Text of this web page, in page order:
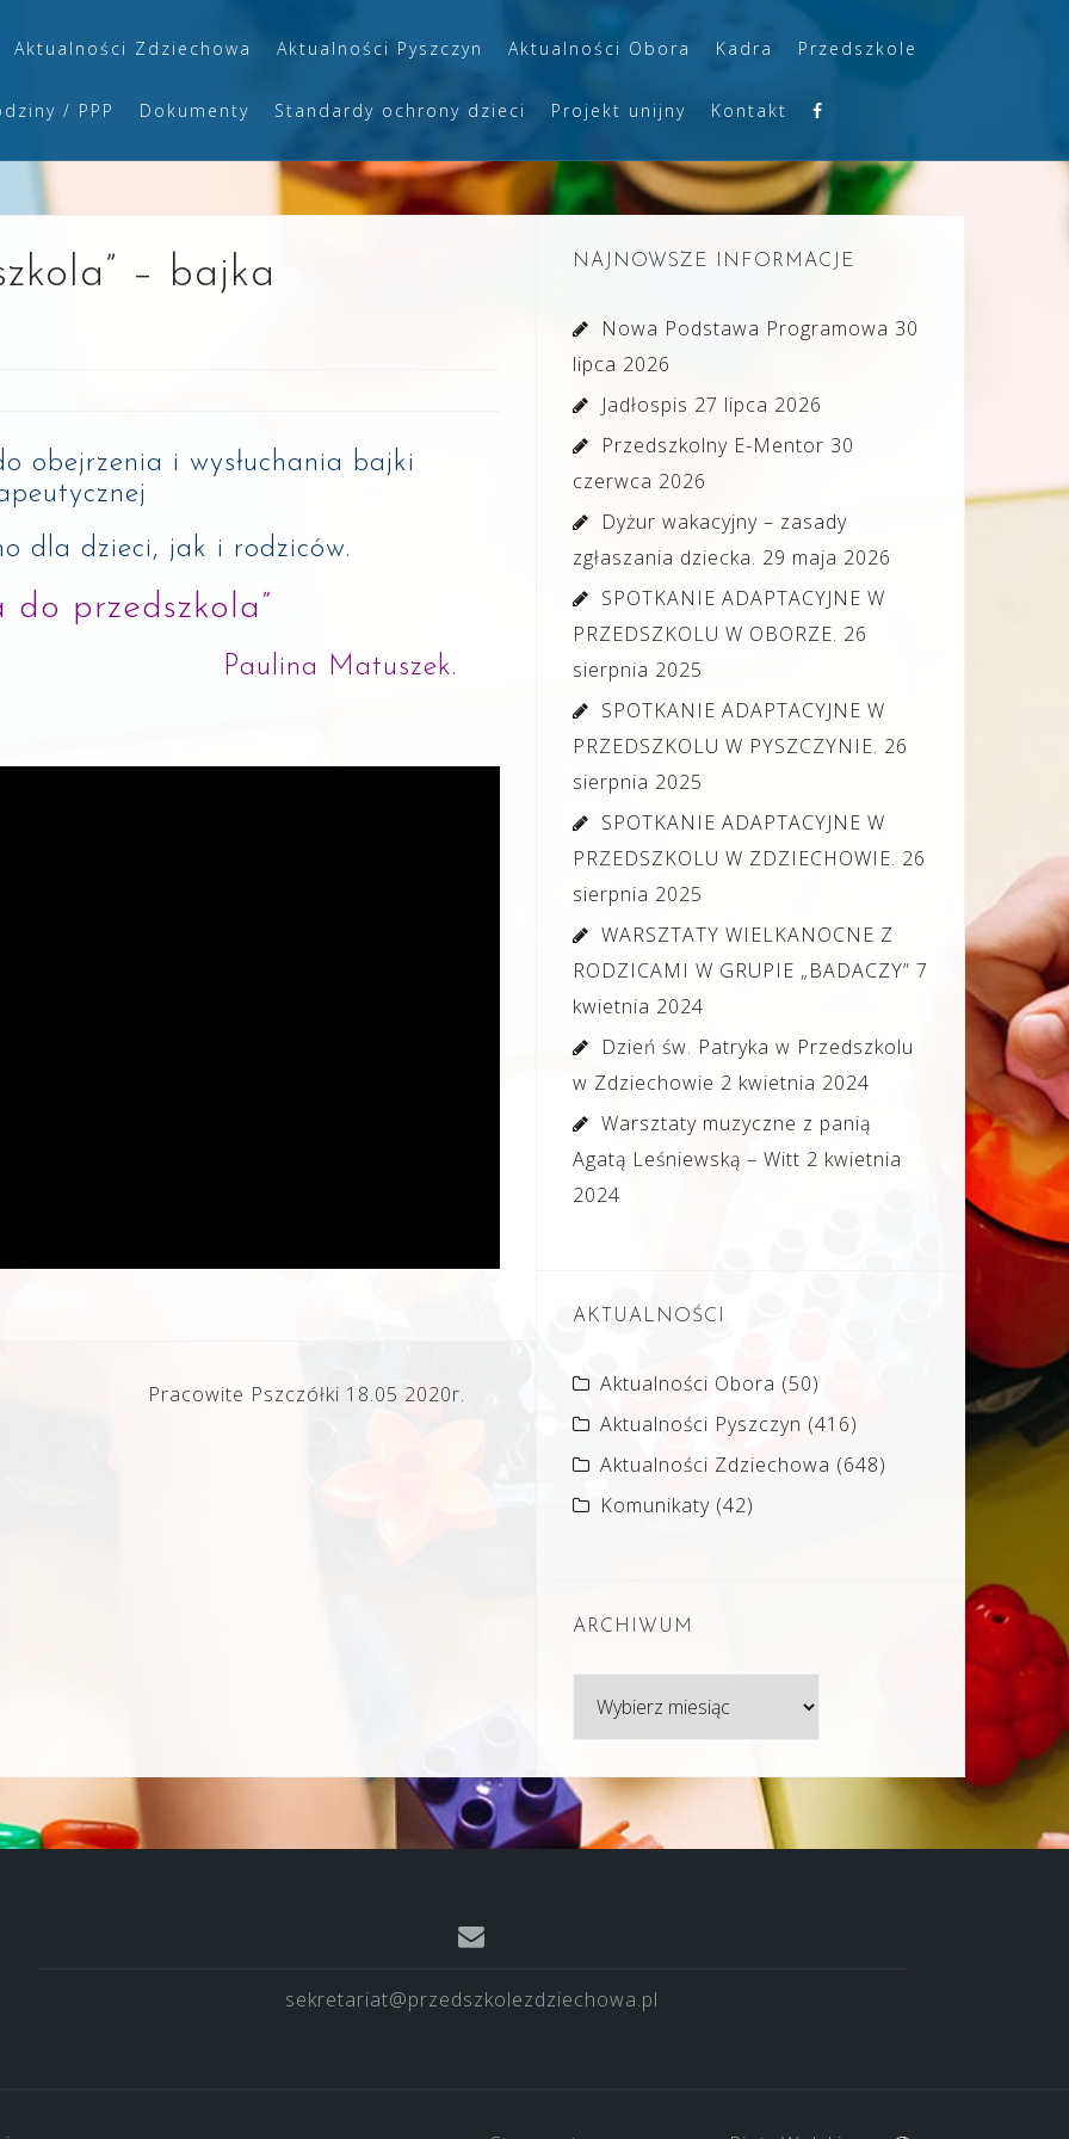
Aktualności Zdziechowa Aktualności Pyszczyn Aktualności Obora Kadra Przedszkole
/ PPP Dokumenty Standardy ochrony dzieci Projekt unijny Kontakt
– bajka
obejrzenia i wysłuchania bajki
dla dzieci, jak i rodziców.
do przedszkola”
Paulina Matuszek.
Pracowite Pszczółki 18.05 2020r.
NAJNOWSZE INFORMACJE
Nowa Podstawa Programowa 30
lipca 2026
Jadłospis 27 lipca 2026
Przedszkolny E-Mentor 30
czerwca 2026
Dyżur wakacyjny – zasady
zgłaszania dziecka. 29 maja 2026
SPOTKANIE ADAPTACYJNE W
PRZEDSZKOLU W OBORZE. 26
sierpnia 2025
SPOTKANIE ADAPTACYJNE W
PRZEDSZKOLU W PYSZCZYNIE. 26
sierpnia 2025
SPOTKANIE ADAPTACYJNE W
PRZEDSZKOLU W ZDZIECHOWIE. 26
sierpnia 2025
WARSZTATY WIELKANOCNE Z
RODZICAMI W GRUPIE „BADACZY” 7
kwietnia 2024
Dzień św. Patryka w Przedszkolu
w Zdziechowie 2 kwietnia 2024
Warsztaty muzyczne z panią
Agatą Leśniewską – Witt 2 kwietnia
2024
AKTUALNOŚCI
Aktualności Obora (50)
Aktualności Pyszczyn (416)
Aktualności Zdziechowa (648)
Komunikaty (42)
ARCHIWUM
sekretariat@przedszkolezdziechowa.pl